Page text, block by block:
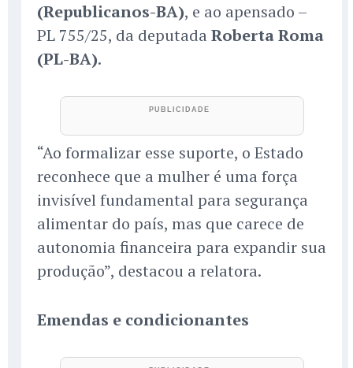
(Republicanos-BA), e ao apensado –
PL 755/25, da deputada Roberta Roma
(PL-BA).
“Ao formalizar esse suporte, o Estado
reconhece que a mulher é uma força
invisível fundamental para segurança
alimentar do país, mas que carece de
autonomia financeira para expandir sua
produção”, destacou a relatora.
Emendas e condicionantes